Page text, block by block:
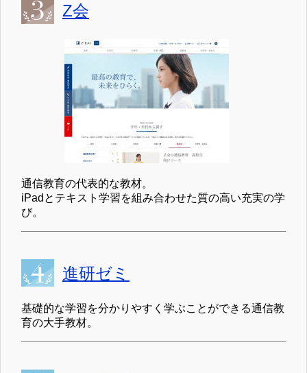
Z会
通信教育の代表的な教材。
iPadとテキスト学習を組み合わせた質の高い充実の学
び。
進研ゼミ
基礎的な学習を分かりやすく学ぶことができる通信教
育の大手教材。